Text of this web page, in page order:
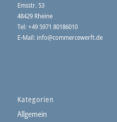
Emsstr. 53
48429 Rheine
Tel: +49 5971 80186010
E-Mail: info@commercewerft.de
Kategorien
Allgemein